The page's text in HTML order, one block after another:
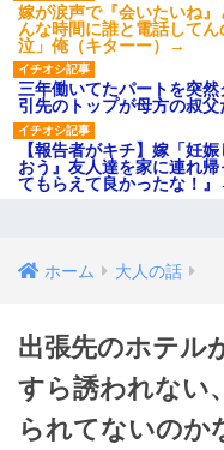
嫁が涙声で『会いたいね
んな時間に誰と電話して
泣」俺（キターー）→
三年働いてたパートを突
引先のトップが母方の叔
【報告者がキチ】嫁「妊
おう』友人達を家に連れ
てもらえて良かったな！
ホーム 大人の話
出張先のホテル
すら誘われない
られてないのか